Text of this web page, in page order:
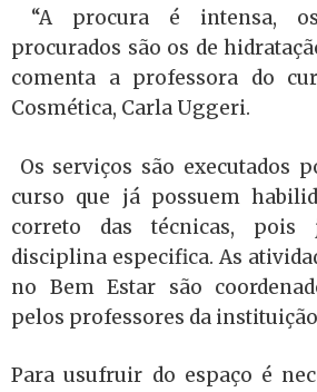
“A procura é intensa,
procurados são os de
comenta a professora do
Cosmética, Carla Uggeri.
Os serviços são executados
curso que já possuem
correto das técnicas, pois
disciplina especifica. As
no Bem Estar são
pelos professores da
Para usufruir do espaço é